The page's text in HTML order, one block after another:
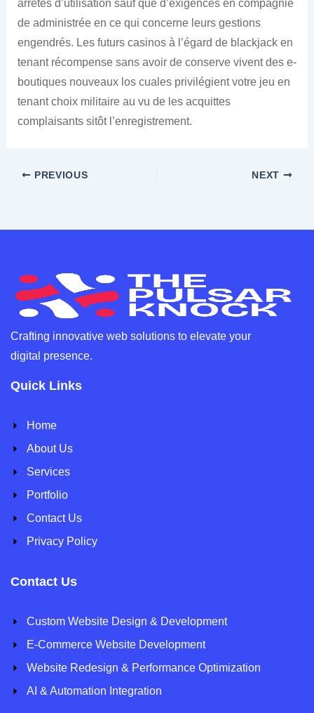
arrêtes d’utilisation sauf que d’exigences en compagnie
de administrée en ce qui concerne leurs gestions
engendrés. Les futurs casinos à l’égard de blackjack en
tenant récompense sans avoir de conserve vivent des e-
boutiques nouveaux los cuales privilégient votre jeu en
tenant choix militaire au vu de les acquittes
complaisants sitôt l’enregistrement.
PREVIOUS NEXT
Crafting innovative web solutions to elevate your
digital presence.
Quick Links
Home
About Us
Services
Portfolio
Contact Us
Privacy Policy
Contact Us
Custom Website Design & Development
E-Commerce Website Development
Website Redesign & Performance Optimization
AI & Automation Integration